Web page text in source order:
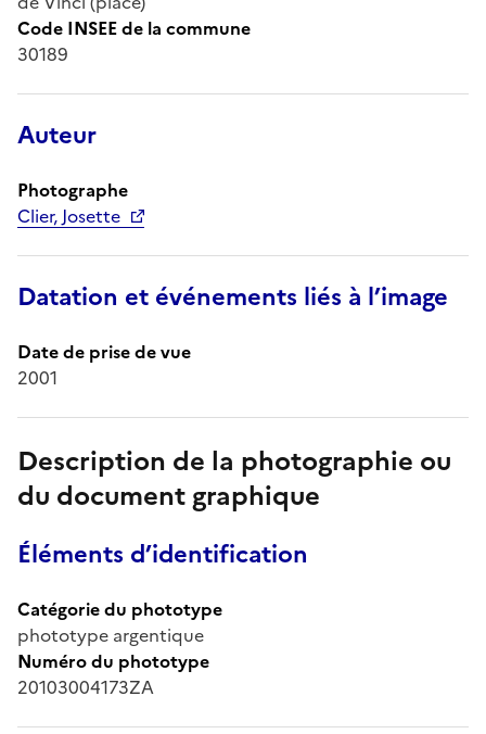
Code INSEE de la commune
30189
Auteur
Photographe
Clier, Josette
Datation et événements liés à l’image
Date de prise de vue
2001
Description de la photographie ou
du document graphique
Éléments d’identification
Catégorie du phototype
phototype argentique
Numéro du phototype
20103004173ZA